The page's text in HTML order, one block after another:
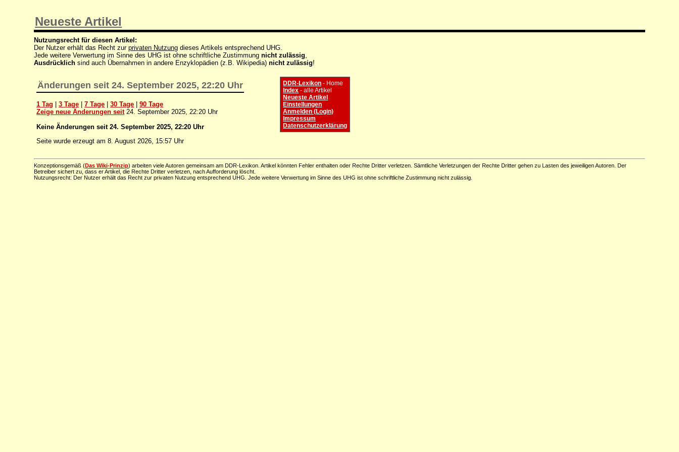
Neueste Artikel
Nutzungsrecht für diesen Artikel:
Der Nutzer erhält das Recht zurprivaten Nutzung dieses Artikels entsprechend UHG.
Jede weitere Verwertung im Sinne des UHG ist ohne schriftliche Zustimmungnicht zulässig
Ausdrücklich sind auch Übernahmen in andere Enzyklopädien (z.B. Wikipedia)nicht zulässig!
Änderungen seit 24. September 2025, 22:20 Uhr
1 Tag |3 Tage |7 Tage |30 Tage |90 Tage
Zeige neue Änderungen seit24. September 2025, 22:20 Uhr
Keine Änderungen seit 24. September 2025, 22:20 Uhr
Seite wurde erzeugt am 8. August 2026, 15:57 Uhr
DDR-Lexikon - Home
Index - alle Artikel
Neueste Artikel
Einstellungen
Anmelden (Login)
Impressum
Datenschutzerklärung
Konzeptionsgemäß (Das Wiki-Prinzip) arbeiten viele Autoren gemeinsam am DDR-Lexikon. Artikel könnten Fehler enthalten oder Rechte Dritter verletzen. Sämtliche Verletzungen der Rechte Dritter gehen zu Lasten des jeweiligen Autoren. Der
Betreiber sichert zu, dass er Artikel, die Rechte Dritter verletzen, nach Aufforderung löscht.
Nutzungsrecht: Der Nutzer erhält das Recht zur privaten Nutzung entsprechend UHG. Jede weitere Verwertung im Sinne des UHG ist ohne schriftliche Zustimmung nicht zulässig.